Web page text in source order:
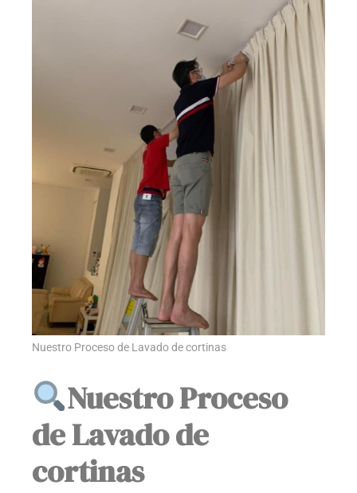
Nuestro Proceso de Lavado de cortinas
Nuestro Proceso
de Lavado de
cortinas